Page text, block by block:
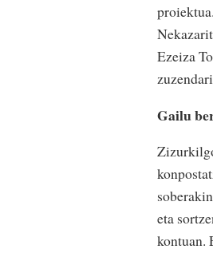
Ezeiza
Gailu
eta
kontuan.